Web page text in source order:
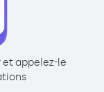
appelez-le